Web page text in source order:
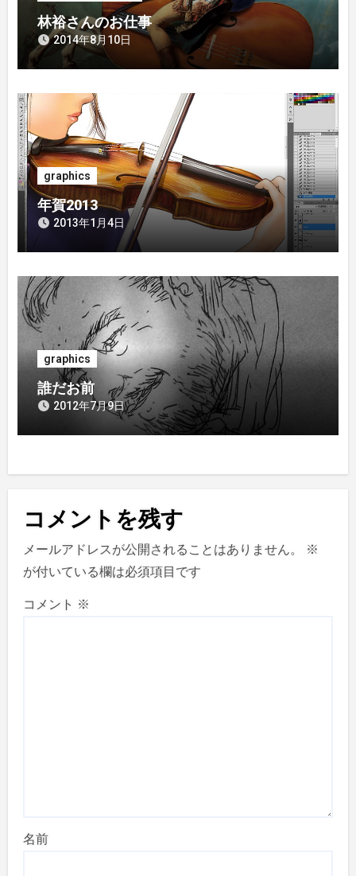
ン
林裕さんのお仕事
2014年8月10日
graphics
年賀2013
2013年1月4日
graphics
誰だお前
2012年7月9日
コメントを残す
メールアドレスが公開されることはありません。
※
が付いている欄は必須項目です
コメント ※
名前